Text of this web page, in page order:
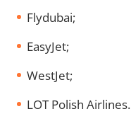
Flydubai;
EasyJet;
WestJet;
LOT Polish Airlines.